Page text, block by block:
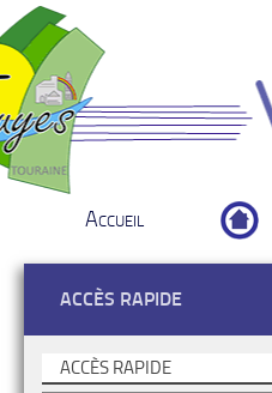
Accueil
ACCÈS RAPIDE
ACCÈS RAPIDE